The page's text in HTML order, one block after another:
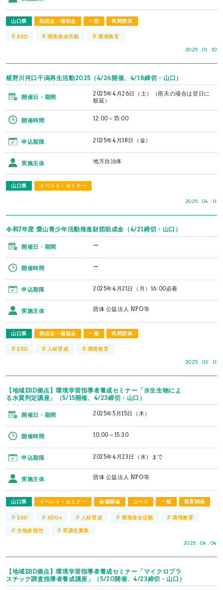
山口県 助成金・補助金 一般 民間団体
2025 . 01 . 10
#ESD # 環境保全活動 #環境教育
椹野川河口干潟再生活動2025（4/26開催、4/18締切・山口）
山口県 イベント・セミナー
2025 . 04 . 11
開催日・期間
2025年4月26日（土）（雨天の場合は翌日に
順延）
開催時間 12:00～15:00
申込期限 2025年4月18日（金）
実施主体 地方自治体
令和7年度 愛山青少年活動推進財団助成金（4/21締切・山口）
山口県 助成金・補助金 一般 民間団体
2025 . 03 . 11
開催日・期間 ー
開催時間 ー
申込期限 2025年4月21日（月）16:00必着
実施主体 団体 公益法人 NPO等
#ESD # 人材育成 # 環境教育
【地域ESD拠点】環境学習指導者養成セミナー「水生生物によ
る水質判定講座」（5/15開催、4/23締切・山口）
山口県 イベント・セミナー 会場開催 ユース 一般 教育関係
2025 . 04 . 04
開催日・期間 2025年5月15日（木）
開催時間 10:00～15:30
申込期限 2025年4月23日（水）まで
実施主体 団体 公益法人 NPO等
#ESD # SDGs # 人材育成 # 環境保全活動 #環境教育
#生物多様性 # 受講生募集
【地域ESD拠点】環境学習指導者養成セミナー「マイクロプラ
スチック調査指導者養成講座」（5/20開催、4/23締切・山口）